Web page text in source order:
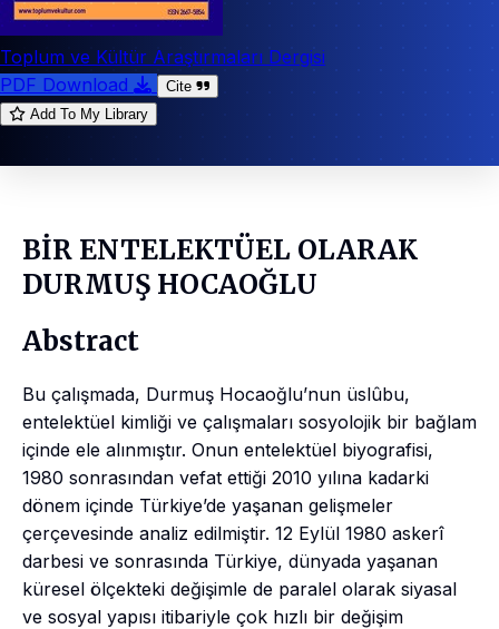
Toplum ve Kültür Araştırmaları Dergisi
PDF Download
Cite
Add To My Library
BİR ENTELEKTÜEL OLARAK
DURMUŞ HOCAOĞLU
Abstract
Bu çalışmada, Durmuş Hocaoğlu’nun üslûbu,
entelektüel kimliği ve çalışmaları sosyolojik bir bağlam
içinde ele alınmıştır. Onun entelektüel biyografisi,
1980 sonrasından vefat ettiği 2010 yılına kadarki
dönem içinde Türkiye’de yaşanan gelişmeler
çerçevesinde analiz edilmiştir. 12 Eylül 1980 askerî
darbesi ve sonrasında Türkiye, dünyada yaşanan
küresel ölçekteki değişimle de paralel olarak siyasal
ve sosyal yapısı itibariyle çok hızlı bir değişim